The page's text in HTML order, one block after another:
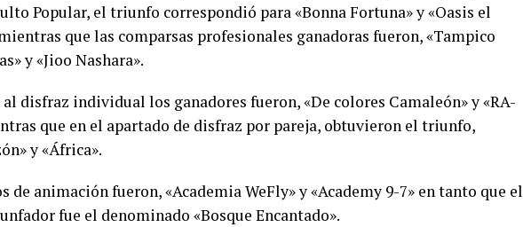
Popular, el triunfo correspondió para «Bonna Fortuna» y «Oasis el
que las comparsas profesionales ganadoras fueron, «Tampico
y «Jioo Nashara».
disfraz individual los ganadores fueron, «De colores Camaleón» y «RA-
que en el apartado de disfraz por pareja, obtuvieron el triunfo,
y «África».
de animación fueron, «Academia WeFly» y «Academy 9-7» en tanto que el
fue el denominado «Bosque Encantado».